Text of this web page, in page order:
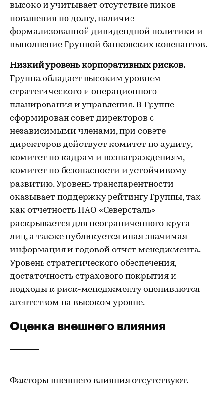
высоко и учитывает отсутствие пиков
погашения по долгу, наличие
формализованной дивидендной политики и
выполнение Группой банковских ковенантов.
Низкий уровень корпоративных рисков.
Группа обладает высоким уровнем
стратегического и операционного
планирования и управления. В Группе
сформирован совет директоров с
независимыми членами, при совете
директоров действует комитет по аудиту,
комитет по кадрам и вознаграждениям,
комитет по безопасности и устойчивому
развитию. Уровень транспарентности
оказывает поддержку рейтингу Группы, так
как отчетность ПАО «Северсталь»
раскрывается для неограниченного круга
лиц, а также публикуется иная значимая
информация и годовой отчет менеджмента.
Уровень стратегического обеспечения,
достаточность страхового покрытия и
подходы к риск-менеджменту оцениваются
агентством на высоком уровне.
Оценка внешнего влияния
Факторы внешнего влияния отсутствуют.